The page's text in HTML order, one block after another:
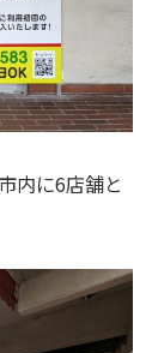
内に6店舗と